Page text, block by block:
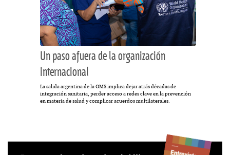
Un paso afuera de la organización
internacional
La salida argentina de la OMS implica dejar atrás décadas de
integración sanitaria, perder acceso a redes clave en la prevención
en materia de salud y complicar acuerdos multilaterales.